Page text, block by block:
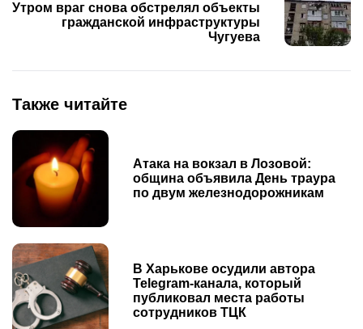
Утром враг снова обстрелял объекты
гражданской инфраструктуры
Чугуева
Также читайте
Атака на вокзал в Лозовой:
община объявила День траура
по двум железнодорожникам
В Харькове осудили автора
Telegram-канала, который
публиковал места работы
сотрудников ТЦК